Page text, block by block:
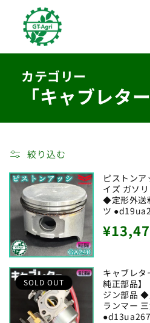
ンツに
進む
カテゴリー
「キャブレター
絞り込む
ピストン
イズ ガソ
◆定形外送
ツ
通
価
格
SOLD OUT
キャブレ
純正部品】
ジン部品
ランマー